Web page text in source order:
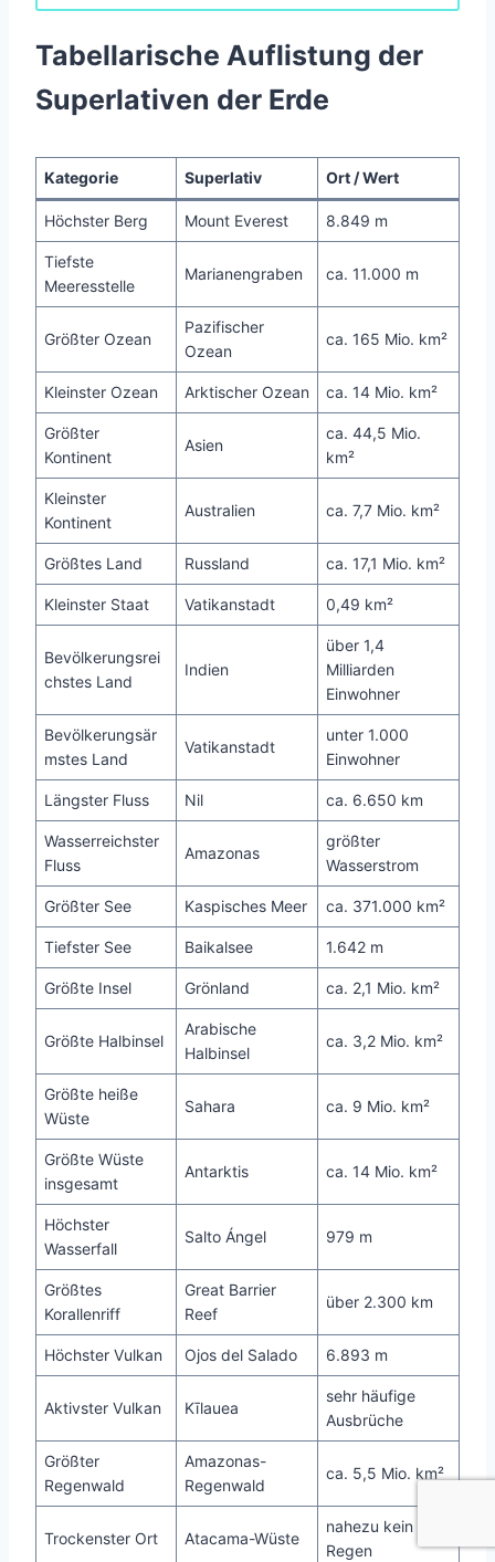
Tabellarische Auflistung der
Superlativen der Erde
Kategorie Superlativ Ort / Wert
Höchster Berg Mount Everest 8.849 m
Tiefste
Meeresstelle
Marianengraben ca. 11.000 m
Größter Ozean
Pazifischer
Ozean
ca. 165 Mio. km²
Kleinster Ozean Arktischer Ozean ca. 14 Mio. km²
Größter
Kontinent
Asien
ca. 44,5 Mio.
km²
Kleinster
Kontinent
Australien ca. 7,7 Mio. km²
Größtes Land Russland ca. 17,1 Mio. km²
Kleinster Staat Vatikanstadt 0,49 km²
Bevölkerungsrei
chstes Land
Indien
über 1,4
Milliarden
Einwohner
Bevölkerungsär
mstes Land
Vatikanstadt
unter 1.000
Einwohner
Längster Fluss Nil ca. 6.650 km
Wasserreichster
Fluss
Amazonas
größter
Wasserstrom
Größter See Kaspisches Meer ca. 371.000 km²
Tiefster See Baikalsee 1.642 m
Größte Insel Grönland ca. 2,1 Mio. km²
Größte Halbinsel
Arabische
Halbinsel
ca. 3,2 Mio. km²
Größte heiße
Wüste
Sahara ca. 9 Mio. km²
Größte Wüste
insgesamt
Antarktis ca. 14 Mio. km²
Höchster
Wasserfall
Salto Ángel 979 m
Größtes
Korallenriff
Great Barrier
Reef
über 2.300 km
Höchster Vulkan Ojos del Salado 6.893 m
Aktivster Vulkan Kīlauea
sehr häufige
Ausbrüche
Größter
Regenwald
Amazonas-
Regenwald
ca. 5,5 Mio. km²
Trockenster Ort Atacama-Wüste
nahezu kein
Regen